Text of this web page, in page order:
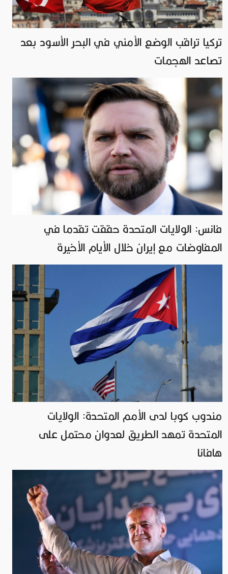
تركيا تراقب الوضع الأمني ​​في البحر الأسود بعد
تصاعد الهجمات
فانس: الولايات المتحدة حققت تقدما في
المفاوضات مع إيران خلال الأيام الأخيرة
مندوب كوبا لدى الأمم المتحدة: الولايات
المتحدة تمهد الطريق لعدوان محتمل على
هافانا